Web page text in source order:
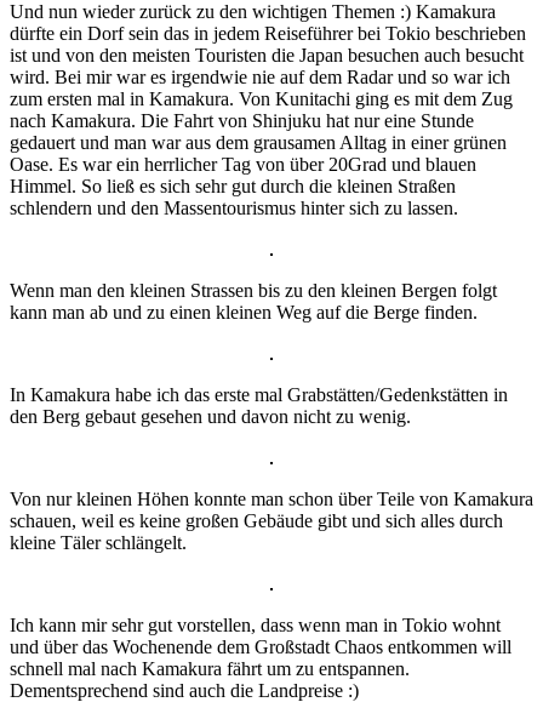
Und nun wieder zurück zu den wichtigen Themen :) Kamakura
dürfte ein Dorf sein das in jedem Reiseführer bei Tokio beschrieben
ist und von den meisten Touristen die Japan besuchen auch besucht
wird. Bei mir war es irgendwie nie auf dem Radar und so war ich
zum ersten mal in Kamakura. Von Kunitachi ging es mit dem Zug
nach Kamakura. Die Fahrt von Shinjuku hat nur eine Stunde
gedauert und man war aus dem grausamen Alltag in einer grünen
Oase. Es war ein herrlicher Tag von über 20Grad und blauen
Himmel. So ließ es sich sehr gut durch die kleinen Straßen
schlendern und den Massentourismus hinter sich zu lassen.
Wenn man den kleinen Strassen bis zu den kleinen Bergen folgt
kann man ab und zu einen kleinen Weg auf die Berge finden.
In Kamakura habe ich das erste mal Grabstätten/Gedenkstätten in
den Berg gebaut gesehen und davon nicht zu wenig.
Von nur kleinen Höhen konnte man schon über Teile von Kamakura
schauen, weil es keine großen Gebäude gibt und sich alles durch
kleine Täler schlängelt.
Ich kann mir sehr gut vorstellen, dass wenn man in Tokio wohnt
und über das Wochenende dem Großstadt Chaos entkommen will
schnell mal nach Kamakura fährt um zu entspannen.
Dementsprechend sind auch die Landpreise :)